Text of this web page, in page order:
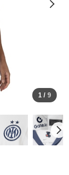
1 / 9